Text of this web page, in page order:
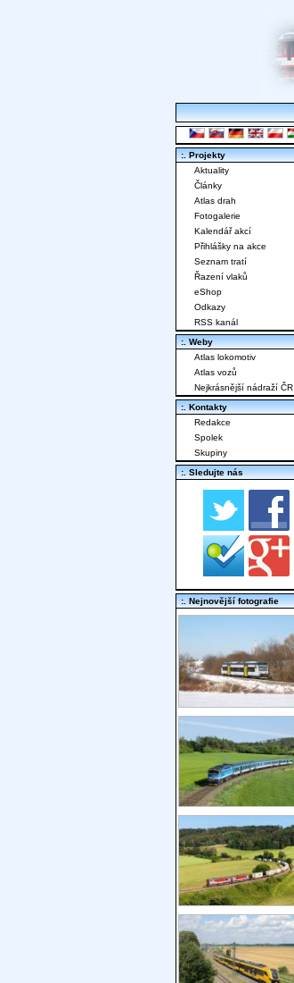
:. Projekty
Aktuality
Články
Atlas drah
Fotogalerie
Kalendář akcí
Přihlášky na akce
Seznam tratí
Řazení vlaků
eShop
Odkazy
RSS kanál
:. Weby
Atlas lokomotiv
Atlas vozů
Nejkrásnější nádraží ČR
:. Kontakty
Redakce
Spolek
Skupiny
:. Sledujte nás
:. Nejnovější fotografie